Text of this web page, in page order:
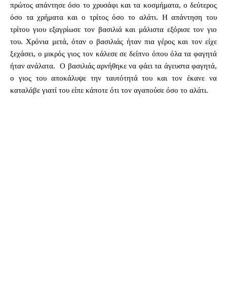
πρώτος απάντησε όσο το χρυσάφι και τα κοσμήματα, ο δεύτερος
όσο τα χρήματα και ο τρίτος όσο το αλάτι. Η απάντηση του
τρίτου γιου εξαγρίωσε τον βασιλιά και μάλιστα εξόρισε τον γιο
του. Χρόνια μετά, όταν ο βασιλιάς ήταν πια γέρος και τον είχε
ξεχάσει, ο μικρός γιος τον κάλεσε σε δείπνο όπου όλα τα φαγητά
ήταν ανάλατα. Ο βασιλιάς αρνήθηκε να φάει τα άγευστα φαγητά,
ο γιος του αποκάλυψε την ταυτότητά του και τον έκανε να
καταλάβε γιατί του είπε κάποτε ότι τον αγαπούσε όσο το αλάτι.